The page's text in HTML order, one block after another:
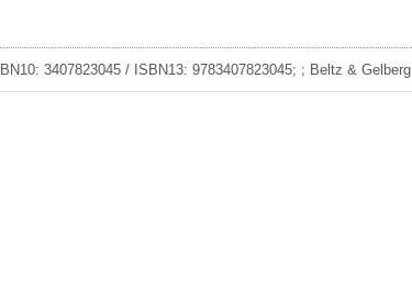
3407823045 / ISBN13: 9783407823045; ; Beltz & Gelberg